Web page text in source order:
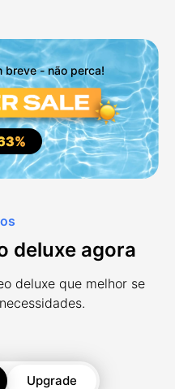
breve - não perca!
deluxe agora
deluxe que melhor se
Upgrade